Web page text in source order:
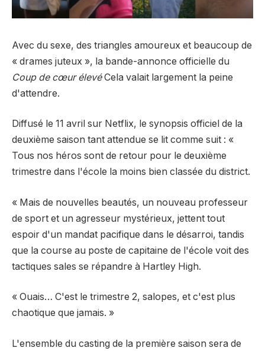
Avec du sexe, des triangles amoureux et beaucoup de
« drames juteux », la bande-annonce officielle du
Coup de cœur élevéCela valait largement la peine
d'attendre.
Diffusé le 11 avril sur Netflix, le synopsis officiel de la
deuxième saison tant attendue se lit comme suit : «
Tous nos héros sont de retour pour le deuxième
trimestre dans l'école la moins bien classée du district.
« Mais de nouvelles beautés, un nouveau professeur
de sport et un agresseur mystérieux, jettent tout
espoir d'un mandat pacifique dans le désarroi, tandis
que la course au poste de capitaine de l'école voit des
tactiques sales se répandre à Hartley High.
« Ouais… C'est le trimestre 2, salopes, et c'est plus
chaotique que jamais. »
L'ensemble du casting de la première saison sera de